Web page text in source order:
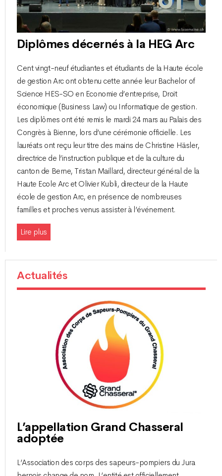
Diplômes décernés à la HEG Arc
Cent vingt-neuf étudiantes et étudiants de la Haute école
de gestion Arc ont obtenu cette année leur Bachelor of
Science HES-SO en Economie d’entreprise, Droit
économique (Business Law) ou Informatique de gestion.
Les diplômes ont été remis le mardi 24 mars au Palais des
Congrès à Bienne, lors d’une cérémonie officielle. Les
lauréats ont reçu leur titre des mains de Christine Häsler,
directrice de l’instruction publique et de la culture du
canton de Berne, Tristan Maillard, directeur général de la
Haute Ecole Arc et Olivier Kubli, directeur de la Haute
école de gestion Arc, en présence de nombreuses
familles et proches venus assister à l’événement.
Lire plus
Actualités
L’appellation Grand Chasseral
adoptée
L’Association des corps des sapeurs-pompiers du Jura